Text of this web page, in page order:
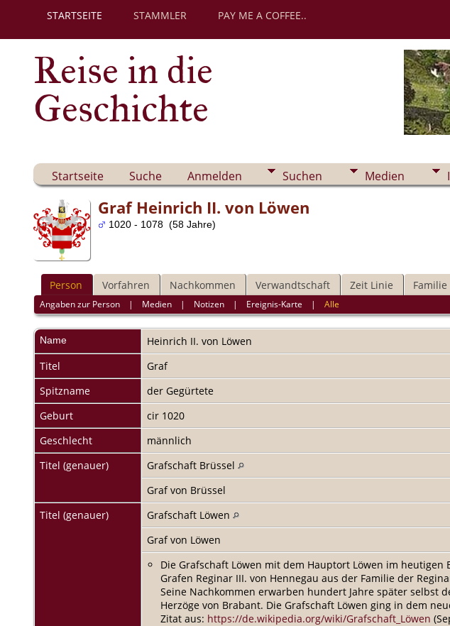
STARTSEITE STAMMLER PAY ME A COFFEE..
Reise in die
Geschichte
Startseite Suche Anmelden Suchen Medien
Graf Heinrich II. von Löwen
1020 - 1078 (58 Jahre)
Person Vorfahren Nachkommen Verwandtschaft Zeit Linie Familie
Angaben zur Person | Medien | Notizen | Ereignis-Karte |Alle
Name Heinrich II. von Löwen
Titel
Graf
Spitzname
der Gegürtete
Geburt
cir 1020
Geschlecht
männlich
Titel (genauer)
Grafschaft Brüssel
Graf von Brüssel
Titel (genauer)
Grafschaft Löwen
Graf von Löwen
Die Grafschaft Löwen mit dem Hauptort Löwen im
Grafen Reginar III. von Hennegau aus der Familie der
Seine Nachkommen erwarben hundert Jahre später selbst
Herzöge von Brabant. Die Grafschaft Löwen ging in dem
Zitat aus: https://de.wikipedia.org/wiki/Grafschaft_Löwen